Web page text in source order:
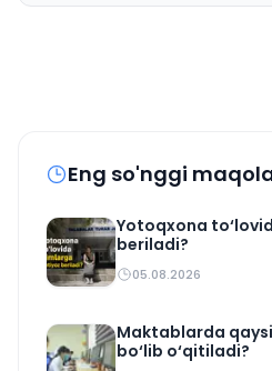
Eng so'nggi
Yotoqxona
beriladi?
05.08.2026
Maktablarda
bo‘lib o‘qitiladi?